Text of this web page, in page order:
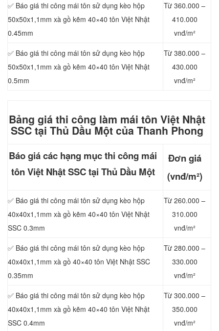
✅ Báo giá thi công mái tôn sử dụng kèo hộp
50x50x1,1mm xà gồ kẽm 40×40 tôn Việt Nhật
0.45mm
Từ 360.000 –
410.000
vnđ/m²
✅ Báo giá thi công mái tôn sử dụng kèo hộp
50x50x1,1mm xà gồ kẽm 40×40 tôn Việt Nhật
0.5mm
Từ 380.000 –
430.000
vnđ/m²
Bảng giá thi công làm mái tôn Việt Nhật
SSC tại Thủ Dầu Một của Thanh Phong
Báo giá các hạng mục thi công mái
tôn Việt Nhật SSC tại Thủ Dầu Một
Đơn giá
(vnđ/m²)
✅ Báo giá thi công mái tôn sử dụng kèo hộp
40x40x1,1mm xà gồ kẽm 40×40 tôn Việt Nhật
SSC 0.3mm
Từ 260.000 –
310.000
vnđ/m²
✅ Báo giá thi công mái tôn sử dụng kèo hộp
40x40x1,1mm xà gồ 40×40 tôn Việt Nhật SSC
0.35mm
Từ 280.000 –
330.000
vnđ/m²
✅ Báo giá thi công mái tôn sử dụng kèo hộp
40x40x1,1mm xà gồ kẽm 40×40 tôn Việt Nhật
SSC 0.4mm
Từ 300.000 –
350.000
vnđ/m²